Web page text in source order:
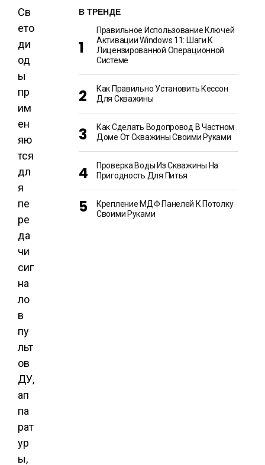
Св
ето
ди
од
ы
пр
им
ен
яю
тся
дл
я
пе
ре
да
чи
сиг
на
ло
в
пу
льт
ов
ДУ,
ап
па
рат
ур
ы,
В ТРЕНДЕ
Правильное Использование Ключей
Активации Windows 11: Шаги К
Лицензированной Операционной
Системе
Как Правильно Установить Кессон
Для Скважины
Как Сделать Водопровод В Частном
Доме От Скважины Своими Руками
Проверка Воды Из Скважины На
Пригодность Для Питья
Крепление МДФ Панелей К Потолку
Своими Руками